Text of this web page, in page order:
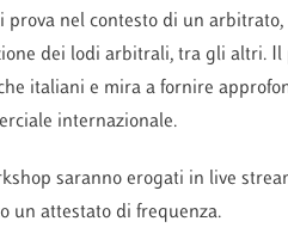
nel contesto di un
dei lodi arbitrali, tra gli altri.
italiani e mira a fornire
internazionale.
saranno erogati in live
un attestato di frequenza.